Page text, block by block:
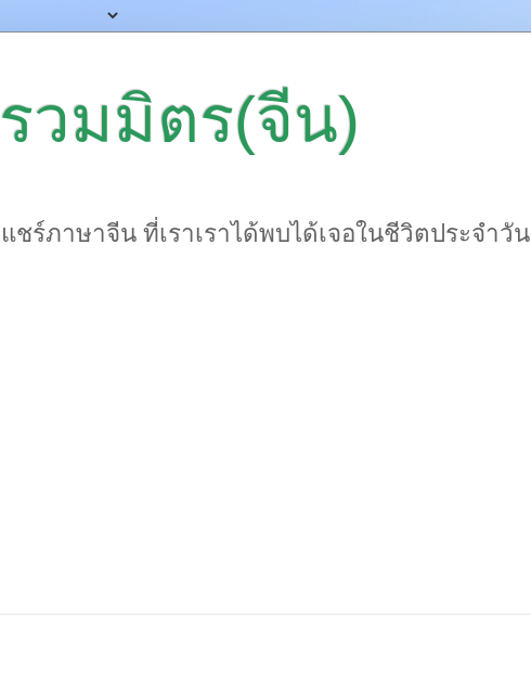
รวมมิตร(จีน)
แชร์ภาษาจีน ที่เราเราได้พบได้เจอในชีวิตประจำวัน